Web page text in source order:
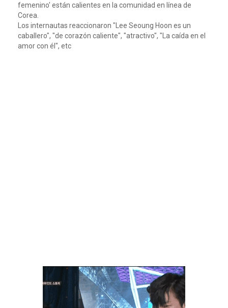
femenino' están calientes en la comunidad en línea de
Corea.
Los internautas reaccionaron "Lee Seoung Hoon es un
caballero", "de corazón caliente", "atractivo", "La caída en el
amor con él", etc